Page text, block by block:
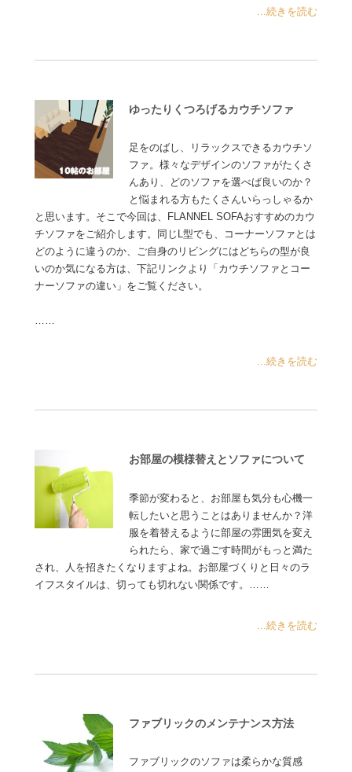
...続きを読む
ゆったりくつろげるカウチソファ
足をのばし、リラックスできるカウチソ
ファ。様々なデザインのソファがたくさ
んあり、どのソファを選べば良いのか？
と悩まれる方もたくさんいらっしゃるか
と思います。そこで今回は、FLANNEL SOFAおすすめのカウ
チソファをご紹介します。同じL型でも、コーナーソファとは
どのように違うのか、ご自身のリビングにはどちらの型が良
いのか気になる方は、下記リンクより「カウチソファとコー
ナーソファの違い」をご覧ください。
……
...続きを読む
お部屋の模様替えとソファについて
季節が変わると、お部屋も気分も心機一
転したいと思うことはありませんか？洋
服を着替えるように部屋の雰囲気を変え
られたら、家で過ごす時間がもっと満た
され、人を招きたくなりますよね。お部屋づくりと日々のラ
イフスタイルは、切っても切れない関係です。……
...続きを読む
ファブリックのメンテナンス方法
ファブリックのソファは柔らかな質感